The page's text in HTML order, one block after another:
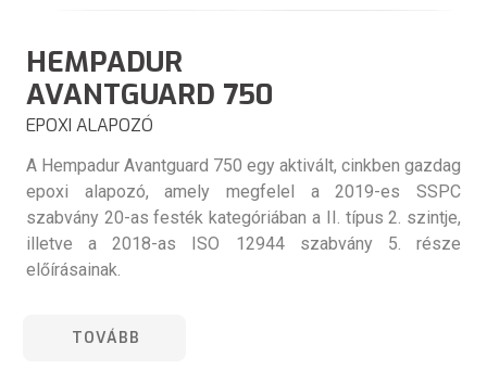
HEMPADUR
AVANTGUARD 750
EPOXI ALAPOZÓ
A Hempadur Avantguard 750 egy aktivált, cinkben gazdag
epoxi alapozó, amely megfelel a 2019-es SSPC
szabvány 20-as festék kategóriában a II. típus 2. szintje,
illetve a 2018-as ISO 12944 szabvány 5. része
előírásainak.
TOVÁBB